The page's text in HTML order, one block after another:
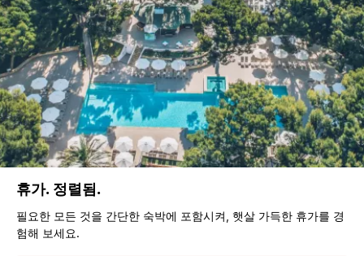
휴가. 정렬됨.
필요한 모든 것을 간단한 숙박에 포함시켜, 햇살 가득한 휴가를 경
험해 보세요.